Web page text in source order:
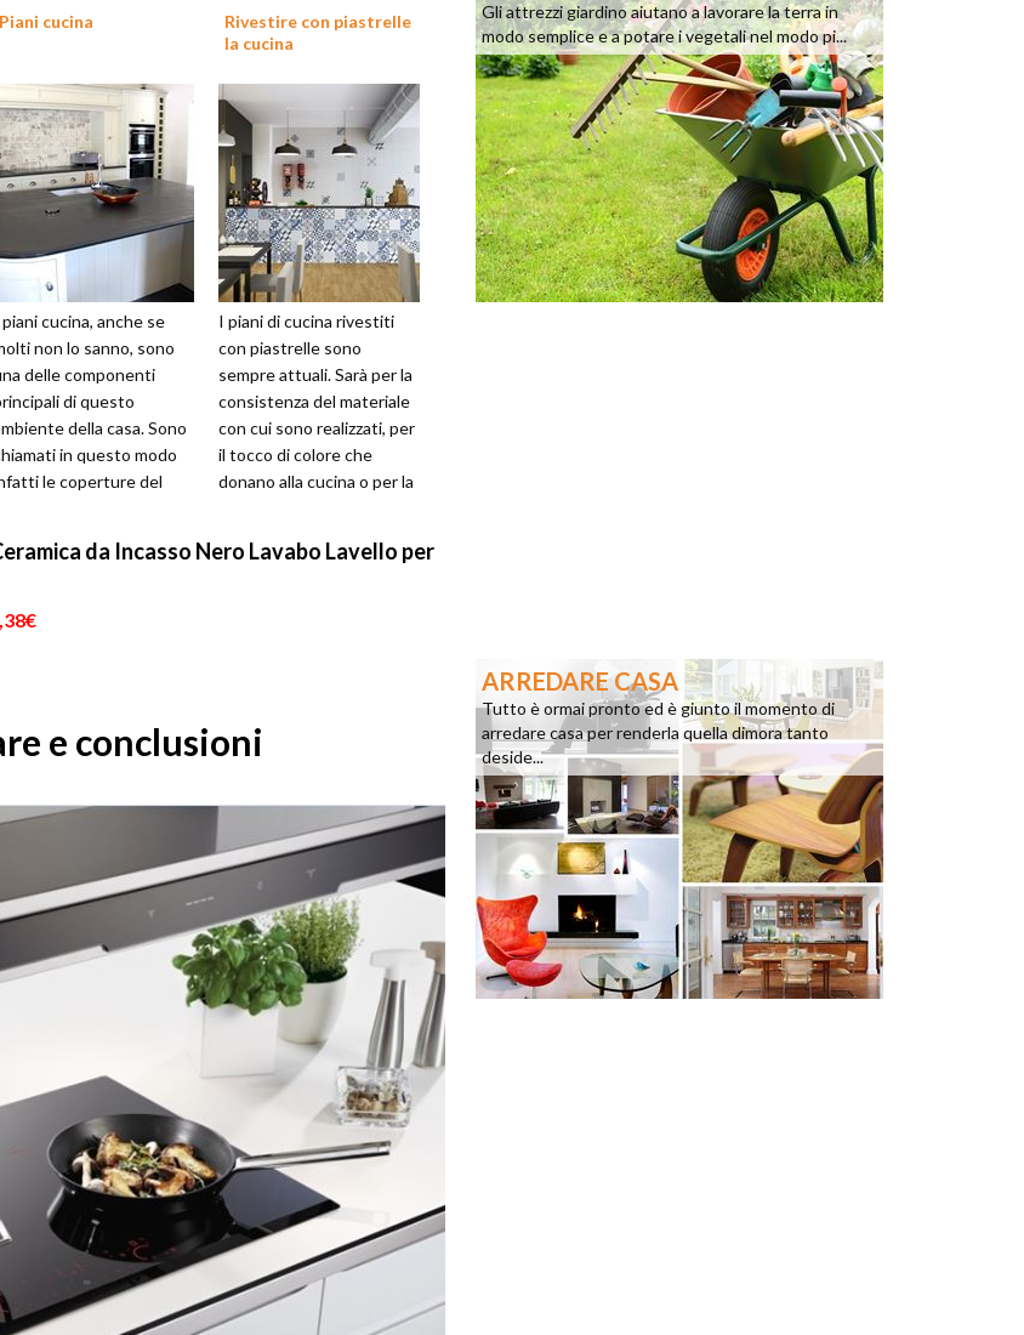
Piani cucina
cucina, anche se
non lo sanno, sono
delle componenti
di questo
della casa. Sono
in questo modo
le coperture del
Rivestire con piastrelle
la cucina
I piani di cucina rivestiti
con piastrelle sono
sempre attuali. Sarà per la
consistenza del materiale
con cui sono realizzati, per
il tocco di colore che
donano alla cucina o per la
da Incasso Nero Lavabo Lavello per
e conclusioni
Gli attrezzi giardino aiutano a lavorare la terra in
modo semplice e a potare i vegetali nel modo pi...
ARREDARE CASA
Tutto è ormai pronto ed è giunto il momento di
arredare casa per renderla quella dimora tanto
deside...